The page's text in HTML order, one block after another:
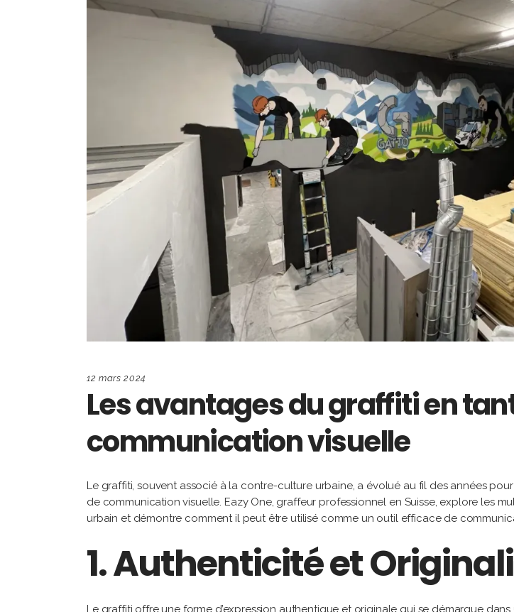
12 mars 2024
Les avantages du graffiti en
communication visuelle
Le graffiti, souvent associé à la contre-culture urbaine, a évolué au fil des années
de communication visuelle. Eazy One, graffeur professionnel en Suisse, explore les
urbain et démontre comment il peut être utilisé comme un outil efficace de
1.Authenticité et
Le graffiti offre une forme d’expression authentique et originale qui se démarque dans